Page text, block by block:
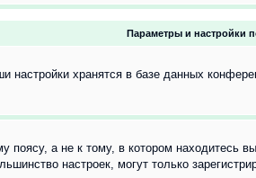
Параметры и настройки
настройки хранятся в базе данных
а не к тому, в котором находитесь
настроек, могут только